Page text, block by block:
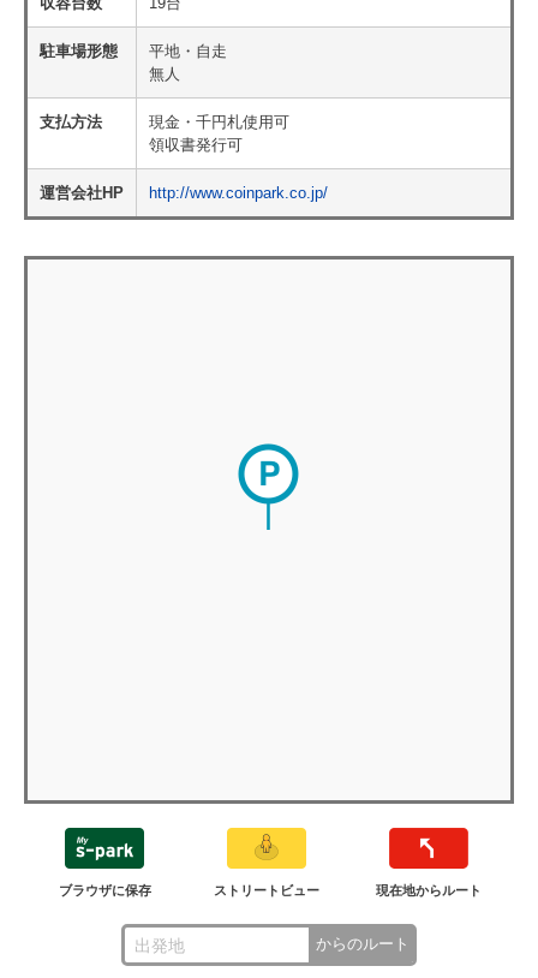
駐車場形態
平地・自走
無人
支払方法
現金・千円札使用可
領収書発行可
運営会社HP http://www.coinpark.co.jp/
ブラウザに保存 ストリートビュー 現在地からルート
からのルート